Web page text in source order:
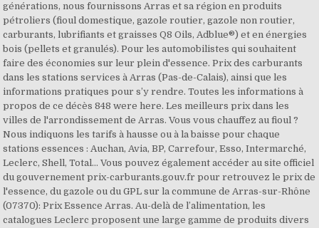
générations, nous fournissons Arras et sa région en produits
pétroliers (fioul domestique, gazole routier, gazole non routier,
carburants, lubrifiants et graisses Q8 Oils, Adblue®) et en énergies
bois (pellets et granulés). Pour les automobilistes qui souhaitent
faire des économies sur leur plein d'essence. Prix des carburants
dans les stations services à Arras (Pas-de-Calais), ainsi que les
informations pratiques pour s’y rendre. Toutes les informations à
propos de ce décès 848 were here. Les meilleurs prix dans les
villes de l'arrondissement de Arras. Vous vous chauffez au fioul ?
Nous indiquons les tarifs à hausse ou à la baisse pour chaque
stations essences : Auchan, Avia, BP, Carrefour, Esso, Intermarché,
Leclerc, Shell, Total… Vous pouvez également accéder au site officiel
du gouvernement prix-carburants.gouv.fr pour retrouvez le prix de
l'essence, du gazole ou du GPL sur la commune de Arras-sur-Rhône
(07370): Prix Essence Arras. Au-delà de l’alimentation, les
catalogues Leclerc proposent une large gamme de produits divers